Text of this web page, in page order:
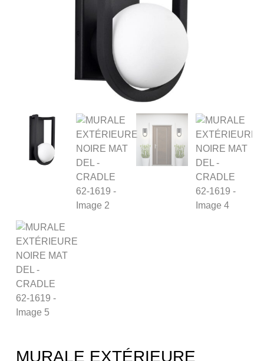
MURALE EXTÉRIEURE